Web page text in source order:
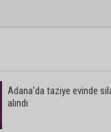
Adana’da taziye evinde
alındı